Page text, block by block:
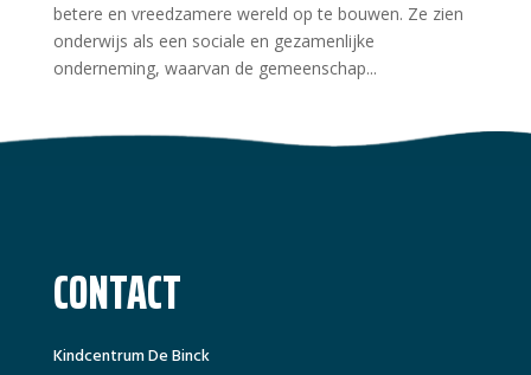
betere en vreedzamere wereld op te bouwen. Ze zien
onderwijs als een sociale en gezamenlijke
onderneming, waarvan de gemeenschap...
CONTACT
Kindcentrum De Binck